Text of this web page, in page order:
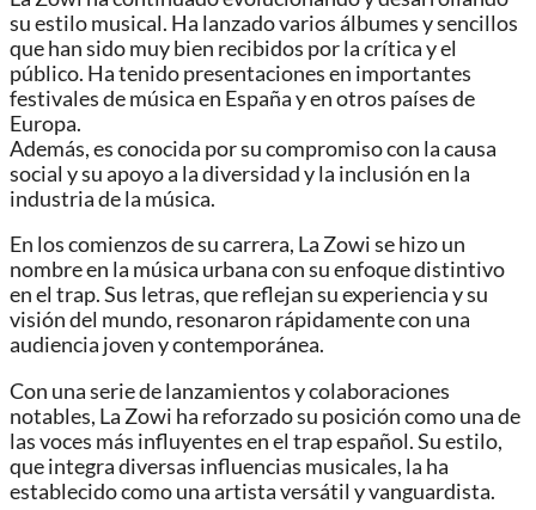
su estilo musical. Ha lanzado varios álbumes y sencillos
que han sido muy bien recibidos por la crítica y el
público. Ha tenido presentaciones en importantes
festivales de música en España y en otros países de
Europa.
Además, es conocida por su compromiso con la causa
social y su apoyo a la diversidad y la inclusión en la
industria de la música.
En los comienzos de su carrera, La Zowi se hizo un
nombre en la música urbana con su enfoque distintivo
en el trap. Sus letras, que reflejan su experiencia y su
visión del mundo, resonaron rápidamente con una
audiencia joven y contemporánea.
Con una serie de lanzamientos y colaboraciones
notables, La Zowi ha reforzado su posición como una de
las voces más influyentes en el trap español. Su estilo,
que integra diversas influencias musicales, la ha
establecido como una artista versátil y vanguardista.